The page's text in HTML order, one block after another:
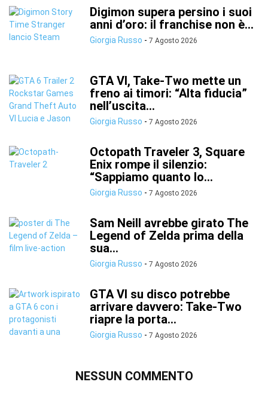
Digimon supera persino i suoi
anni d’oro: il franchise non è...
Giorgia Russo - 7 Agosto 2026
GTA VI, Take-Two mette un
freno ai timori: “Alta fiducia”
nell’uscita...
Giorgia Russo - 7 Agosto 2026
Octopath Traveler 3, Square
Enix rompe il silenzio:
“Sappiamo quanto lo...
Giorgia Russo - 7 Agosto 2026
Sam Neill avrebbe girato The
Legend of Zelda prima della
sua...
Giorgia Russo - 7 Agosto 2026
GTA VI su disco potrebbe
arrivare davvero: Take-Two
riapre la porta...
Giorgia Russo - 7 Agosto 2026
NESSUN COMMENTO